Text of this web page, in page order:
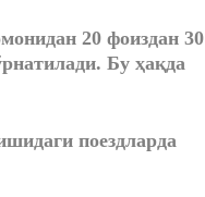
20 фоиздан 30
Бу ҳақда
поездларда